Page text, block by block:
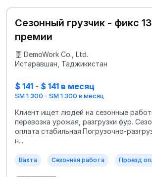
Сезонный грузчик - фикс
премии
DemoWork Co., Ltd.
Истаравшан, Таджикистан
$ 141 - $ 141 в месяц
SM 1 300 - SM 1 300 в месяц
Клиент ищет людей на сезонные
перевозка урожая, разгрузки фур.
оплата стабильная.Погрузочно-
н...
Вахта Сезонная работа Проезд